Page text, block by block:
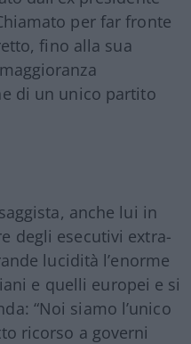
per far fronte
fino alla sua
di un unico partito
anche lui in
degli esecutivi extra-
lucidità l’enorme
e quelli europei e si
“Noi siamo l’unico
ricorso a governi